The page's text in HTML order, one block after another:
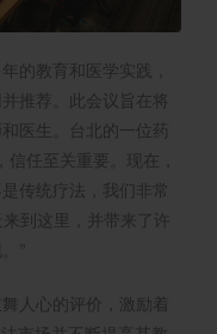
的教育和医学实践，
推荐。此会议旨在将
医生。台北的一位药
任至关重要。现在，
传统疗法，我们非常
到这里，并带来了许
”
人心的评价，激励着